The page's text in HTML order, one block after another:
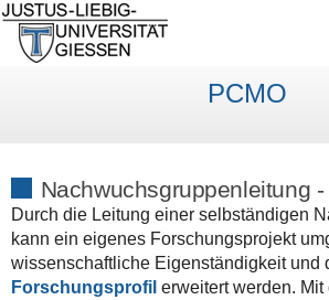
PCMO
Nachwuchsgruppenleitung -
Durch die Leitung einer selbständigen
kann ein eigenes Forschungsprojekt
wissenschaftliche Eigenständigkeit und
Forschungsprofil erweitert werden.